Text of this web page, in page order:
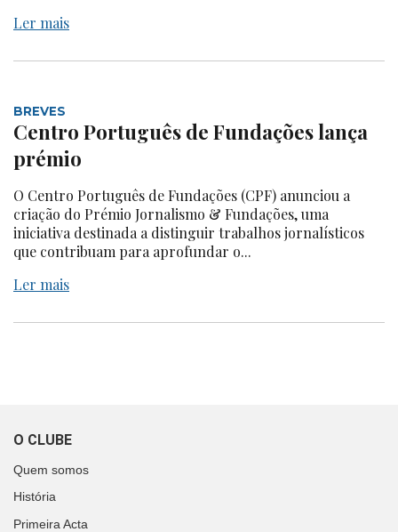
Ler mais
BREVES
Centro Português de Fundações lança
prémio
O Centro Português de Fundações (CPF) anunciou a
criação do Prémio Jornalismo & Fundações, uma
iniciativa destinada a distinguir trabalhos jornalísticos
que contribuam para aprofundar o...
Ler mais
O CLUBE
Quem somos
História
Primeira Acta